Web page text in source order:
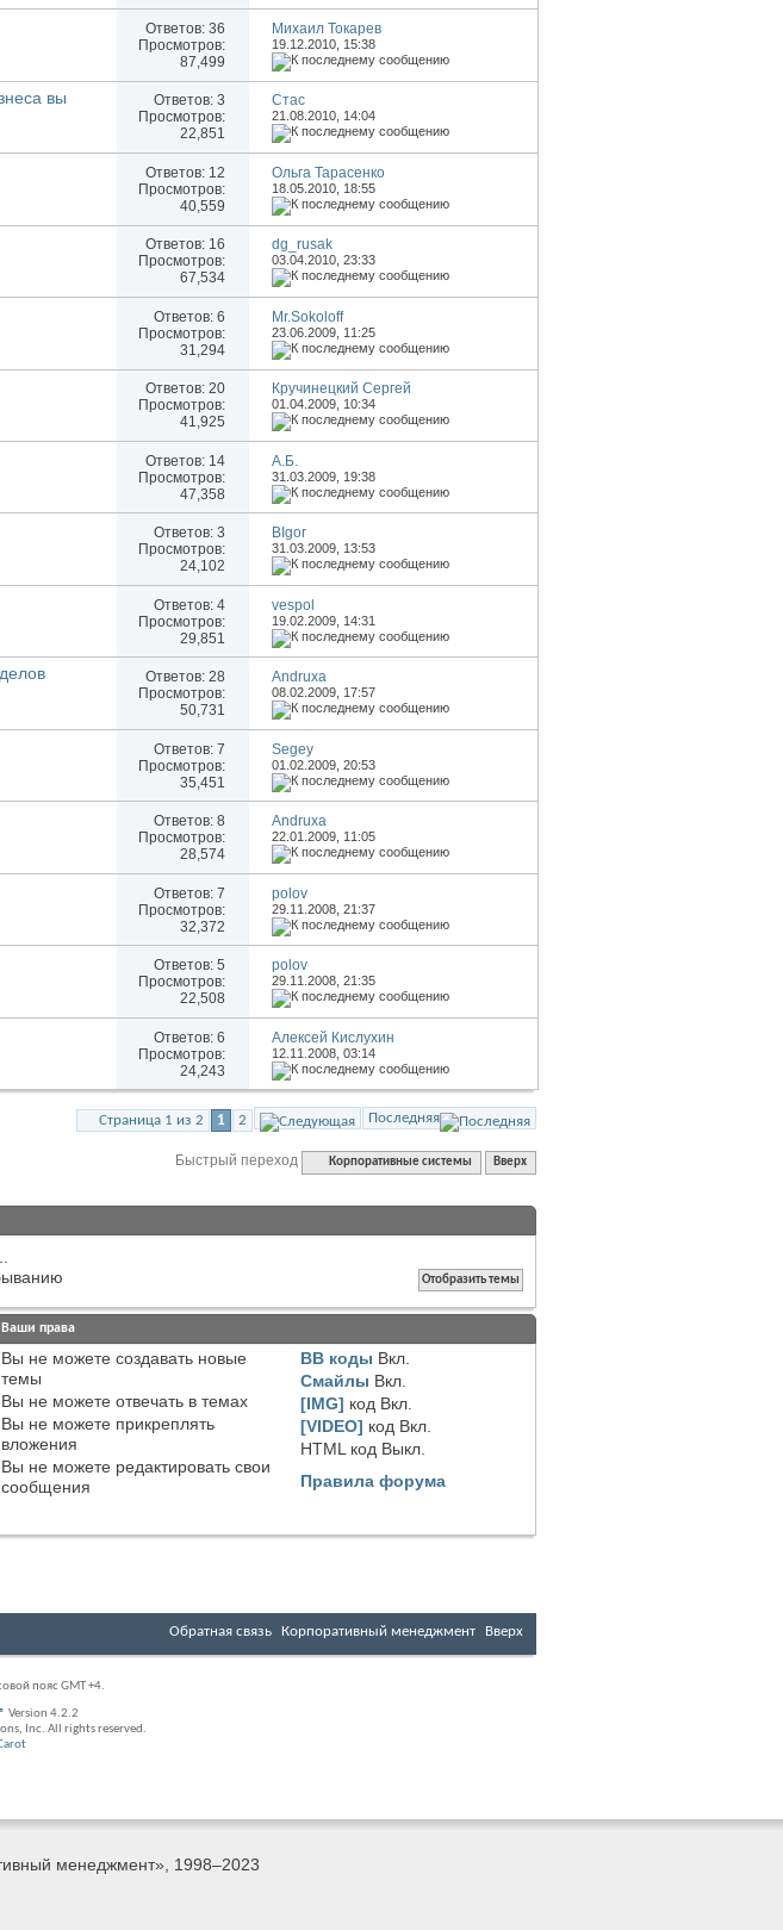
Ответов:36
Просмотров:
87,499
Михаил Токарев
19.12.2010, 15:38
вы
Ответов:3
Просмотров:
22,851
Стас
21.08.2010, 14:04
Ответов: 12
Просмотров:
40,559
Ольга Тарасенко
18.05.2010, 18:55
Ответов: 16
Просмотров:
67,534
dg_rusak
03.04.2010, 23:33
Ответов:6
Просмотров:
31,294
Mr.Sokoloff
23.06.2009, 11:25
Ответов:20
Просмотров:
41,925
Кручинецкий Сергей
01.04.2009, 10:34
Ответов: 14
Просмотров:
47,358
А.Б.
31.03.2009, 19:38
Ответов:3
Просмотров:
24,102
BIgor
31.03.2009, 13:53
Ответов:4
Просмотров:
29,851
vespol
19.02.2009, 14:31
Ответов:28
Просмотров:
50,731
Andruxa
08.02.2009, 17:57
Ответов:7
Просмотров:
35,451
Segey
01.02.2009, 20:53
Ответов:8
Просмотров:
28,574
Andruxa
22.01.2009, 11:05
Ответов:7
Просмотров:
32,372
polov
29.11.2008, 21:37
Ответов:5
Просмотров:
22,508
polov
29.11.2008, 21:35
Ответов:6
Просмотров:
24,243
Алексей Кислухин
12.11.2008, 03:14
Страница 1 из 2 1 2 Последняя
Быстрый переход Корпоративные системы Вверх
Ваши права
Вы не можетесоздавать новые
темы
Вы не можетеотвечать в темах
Вы не можетеприкреплять
вложения
Вы не можетередактировать свои
сообщения
BB коды Вкл.
Смайлы Вкл.
[IMG] код Вкл.
[VIDEO] код Вкл.
HTML код Выкл.
Правила форума
Обратная связь Корпоративный менеджмент Вверх
пояс GMT +4.
Version 4.2.2
Inc. All rights reserved.
менеджмент», 1998–2023